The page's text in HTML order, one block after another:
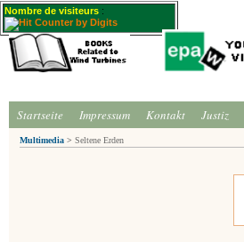
Nombre de visiteurs :
Startseite Impressum Kontakt Justiz
Multimedia > Seltene Erden